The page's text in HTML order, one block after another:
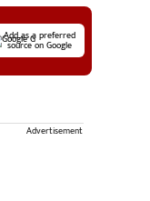
Add as a preferred
source on Google
Advertisement